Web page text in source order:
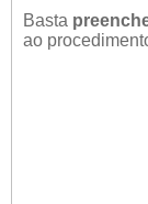
Basta
ao